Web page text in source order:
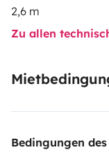
The van is
Geneva airport
Reserve now for
2,6 m
Zu allen
Bedingungen